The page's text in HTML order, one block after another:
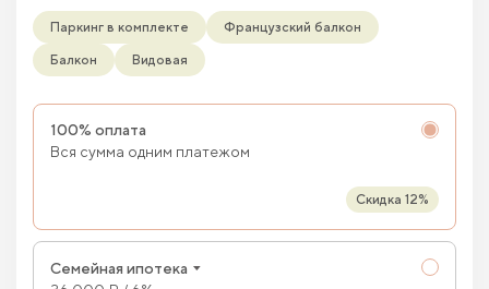
Паркинг в комплекте Французский балкон
Балкон Видовая
100% оплата
Вся сумма одним платежом
Скидка 12%
Семейная ипотека